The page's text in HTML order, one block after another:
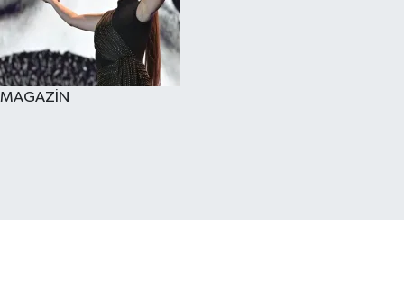
MAGAZİN